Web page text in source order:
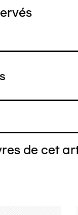
de cet